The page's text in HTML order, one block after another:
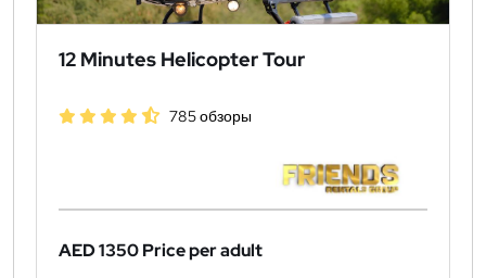
12 Minutes Helicopter Tour
785 обзоры
AED 1350Price per adult